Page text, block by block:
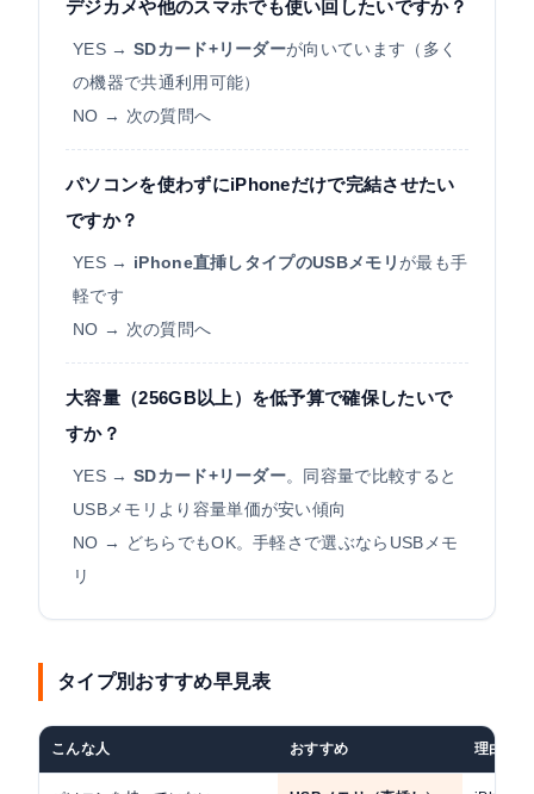
デジカメや他のスマホでも使い回したいですか？
YES → SDカード+リーダーが向いています（多く
の機器で共通利用可能）
NO → 次の質問へ
パソコンを使わずにiPhoneだけで完結させたい
ですか？
YES → iPhone直挿しタイプのUSBメモリが最も手
軽です
NO → 次の質問へ
大容量（256GB以上）を低予算で確保したいで
すか？
YES → SDカード+リーダー。同容量で比較すると
USBメモリより容量単価が安い傾向
NO → どちらでもOK。手軽さで選ぶならUSBメモ
リ
タイプ別おすすめ早見表
こんな人 おすすめ 理由